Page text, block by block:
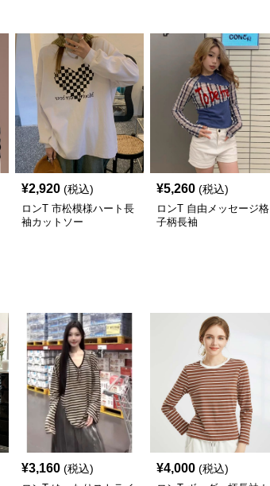
¥2,920 (税込)
ロンT 市松模様ハート長
袖カットソー
¥5,260 (税込)
ロンT 自由メッセージ格
子柄長袖
¥3,160 (税込) ¥4,000 (税込)